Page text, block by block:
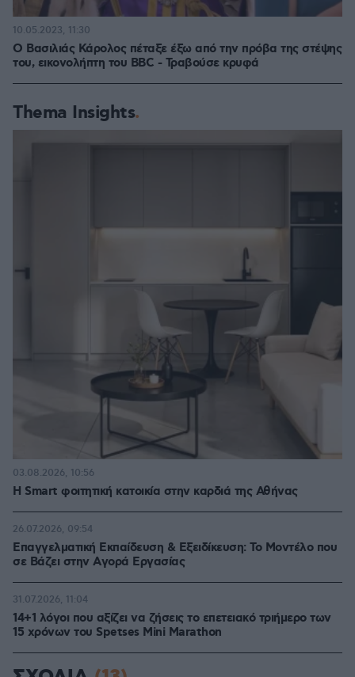
Ο Βασιλιάς Κάρολος πέταξε έξω από την πρόβα της στέψης
του, εικονολήπτη του BBC - Τραβούσε κρυφά
10.05.2023, 11:30
Thema Insights
Η Smart φοιτητική κατοικία στην καρδιά της Αθήνας
03.08.2026, 10:56
Επαγγελματική Εκπαίδευση & Εξειδίκευση: Το Mοντέλο που
σε Bάζει στην Aγορά Eργασίας
26.07.2026, 09:54
14+1 λόγοι που αξίζει να ζήσεις το επετειακό τριήμερο των
15 χρόνων του Spetses Mini Marathon
31.07.2026, 11:04